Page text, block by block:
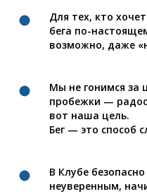
Для тех, кто
бега по-
возможно, даже
Мы не гонимся за
пробежки —
вот наша цель.
Бег — это способ
В Клубе
неуверенным,